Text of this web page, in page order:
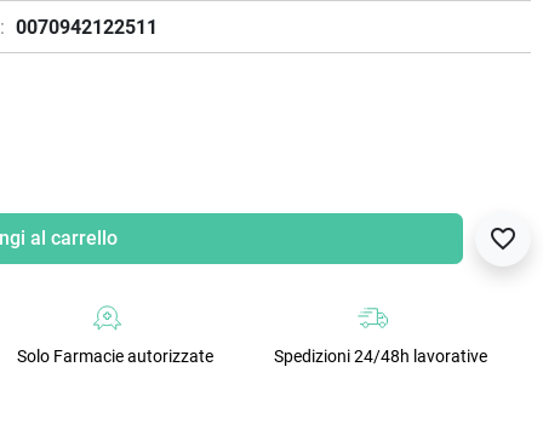
0070942122511
al carrello favorite_border
Solo Farmacie autorizzate Spedizioni 24/48h lavorative